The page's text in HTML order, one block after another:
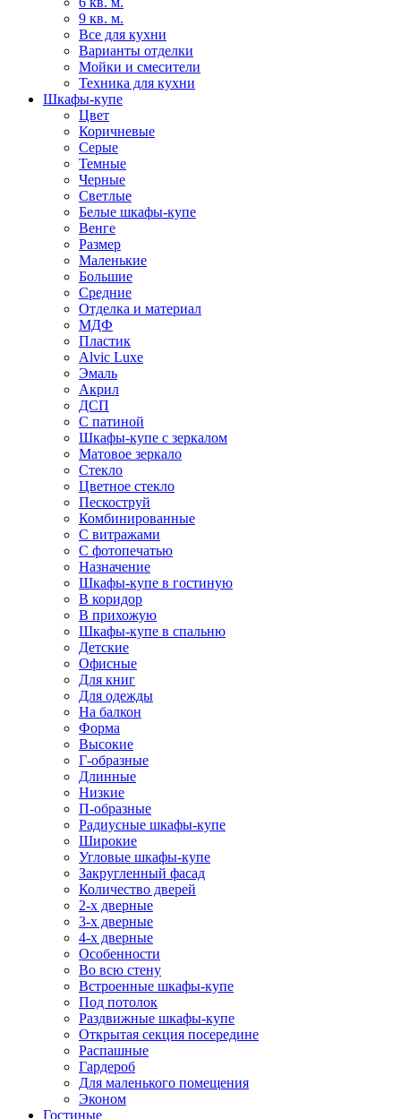
9 кв. м.
Все для кухни
Варианты отделки
Мойки и смесители
Техника для кухни
Шкафы-купе
Цвет
Коричневые
Серые
Темные
Черные
Светлые
Белые шкафы-купе
Венге
Размер
Маленькие
Большие
Средние
Отделка и материал
МДФ
Пластик
Alvic Luxe
Эмаль
Акрил
ДСП
С патиной
Шкафы-купе с зеркалом
Матовое зеркало
Стекло
Цветное стекло
Пескоструй
Комбинированные
С витражами
С фотопечатью
Назначение
Шкафы-купе в гостиную
В коридор
В прихожую
Шкафы-купе в спальню
Детские
Офисные
Для книг
Для одежды
На балкон
Форма
Высокие
Г-образные
Длинные
Низкие
П-образные
Радиусные шкафы-купе
Широкие
Угловые шкафы-купе
Закругленный фасад
Количество дверей
2-х дверные
3-х дверные
4-х дверные
Особенности
Во всю стену
Встроенные шкафы-купе
Под потолок
Раздвижные шкафы-купе
Открытая секция посередине
Распашные
Гардероб
Для маленького помещения
Эконом
Гостиные